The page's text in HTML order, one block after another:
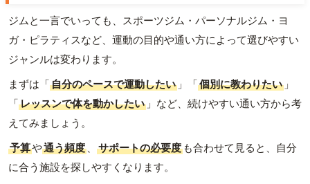
ジムと一言でいっても、スポーツジム・パーソナルジム・ヨ
ガ・ピラティスなど、運動の目的や通い方によって選びやすい
ジャンルは変わります。
まずは「自分のペースで運動したい 」「個別に教わりたい 」
「レッスンで体を動かしたい 」など、続けやすい通い方から考
えてみましょう。
予算や通う頻度 、 サポートの必要度 も合わせて見ると、自分
に合う施設を探しやすくなります。